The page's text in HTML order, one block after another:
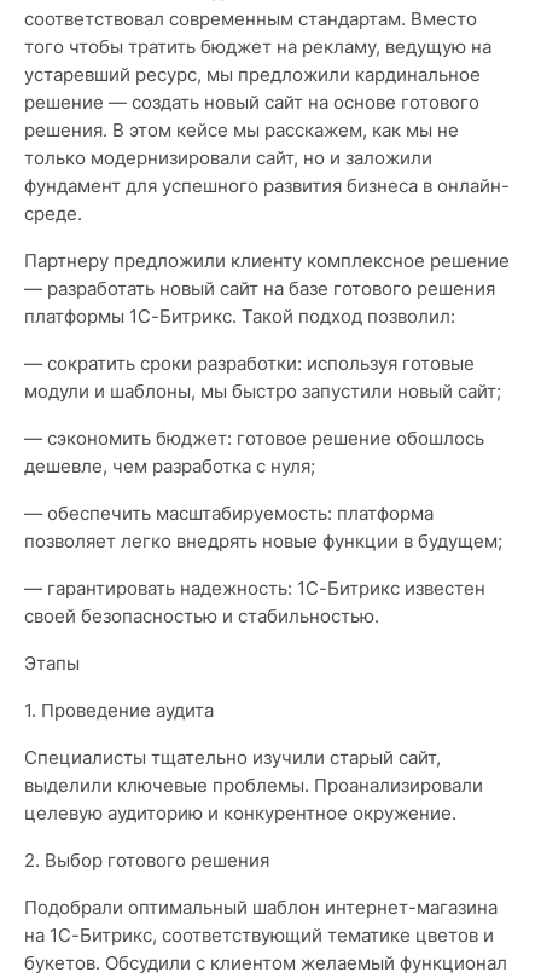
соответствовал современным стандартам. Вместо
того чтобы тратить бюджет на рекламу, ведущую на
устаревший ресурс, мы предложили кардинальное
решение — создать новый сайт на основе готового
решения. В этом кейсе мы расскажем, как мы не
только модернизировали сайт, но и заложили
фундамент для успешного развития бизнеса в онлайн-
среде.
Партнеру предложили клиенту комплексное решение
— разработать новый сайт на базе готового решения
платформы 1С-Битрикс. Такой подход позволил:
— сократить сроки разработки: используя готовые
модули и шаблоны, мы быстро запустили новый сайт;
— сэкономить бюджет: готовое решение обошлось
дешевле, чем разработка с нуля;
— обеспечить масштабируемость: платформа
позволяет легко внедрять новые функции в будущем;
— гарантировать надежность: 1С-Битрикс известен
своей безопасностью и стабильностью.
Этапы
1. Проведение аудита
Специалисты тщательно изучили старый сайт,
выделили ключевые проблемы. Проанализировали
целевую аудиторию и конкурентное окружение.
2. Выбор готового решения
Подобрали оптимальный шаблон интернет-магазина
на 1С-Битрикс, соответствующий тематике цветов и
букетов. Обсудили с клиентом желаемый функционал